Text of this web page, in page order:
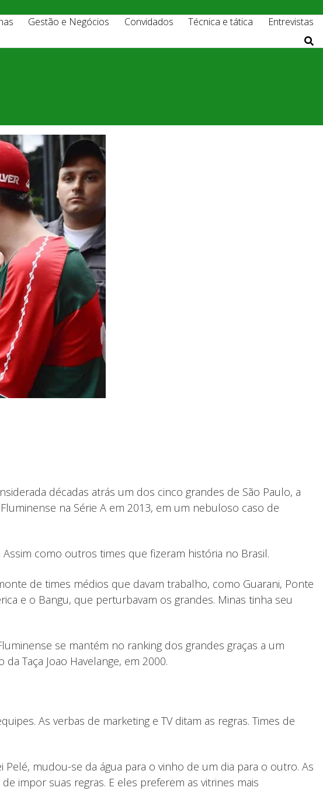
Gestão e Negócios Convidados Técnica e tática Entrevistas
décadas atrás um dos cinco grandes de São Paulo, a
na Série A em 2013, em um nebuloso caso de
como outros times que fizeram história no Brasil.
de times médios que davam trabalho, como Guarani, Ponte
e o Bangu, que perturbavam os grandes. Minas tinha seu
se mantém no ranking dos grandes graças a um
Taça Joao Havelange, em 2000.
As verbas de marketing e TV ditam as regras. Times de
mudou-se da água para o vinho de um dia para o outro. As
impor suas regras. E eles preferem as vitrines mais